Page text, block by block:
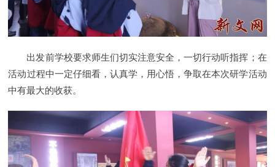
出发前学校要求师生们切实注意安全，一切行动听指挥；在
活动过程中一定仔细看，认真学，用心悟，争取在本次研学活动
中有最大的收获。